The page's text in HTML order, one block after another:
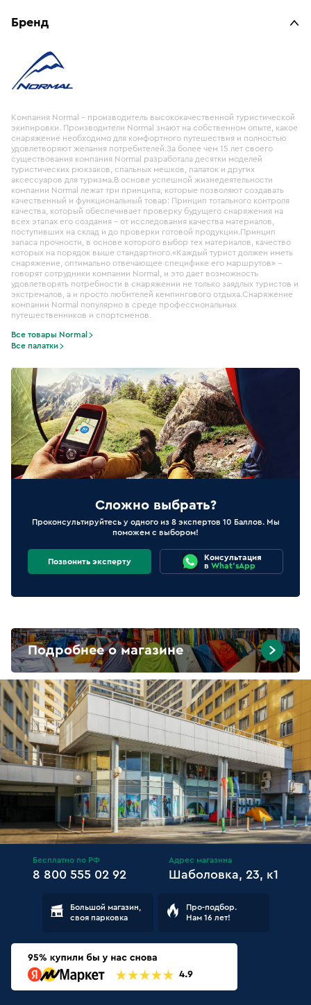
Бренд
Компания Normal – производитель высококачественной туристической
экипировки. Производители Normal знают на собственном опыте, какое
снаряжение необходимо для комфортного путешествия и полностью
удовлетворяют желания потребителей.За более чем 15 лет своего
существования компания Normal разработала десятки моделей
туристических рюкзаков, спальных мешков, палаток и других
аксессуаров для туризма.В основе успешной жизнедеятельности
компании Normal лежат три принципа, которые позволяют создавать
качественный и функциональный товар: Принцип тотального контроля
качества, который обеспечивает проверку будущего снаряжения на
всех этапах его создания – от исследования качества материалов,
поступивших на склад и до проверки готовой продукции.Принцип
запаса прочности, в основе которого выбор тех материалов, качество
которых на порядок выше стандартного.«Каждый турист должен иметь
снаряжение, оптимально отвечающее специфике его маршрутов» -
говорят сотрудники компании Normal, и это дает возможность
удовлетворять потребности в снаряжении не только заядлых туристов и
экстремалов, а и просто любителей кемпингового отдыха.Снаряжение
компании Normal популярно в среде профессиональных
путешественников и спортсменов.
Все товары Normal
Все палатки
Сложно выбрать?
Проконсультируйтесь у одного из 8 экспертов 10 Баллов. Мы
поможем с выбором!
Позвонить эксперту
Консультация
в What'sApp
Подробнее о магазине
Бесплатно по РФ
8 800 555 02 92
Адрес магазина
Шаболовка, 23, к1
Большой магазин,
своя парковка
Про-подбор.
Нам 16 лет!